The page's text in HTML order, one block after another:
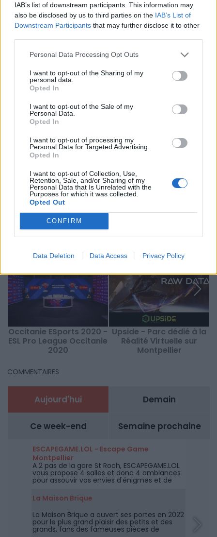
IAB’s list of downstream participants. This information may
also be disclosed by us to third parties on the IAB’s List of
Downstream Participants that may further disclose it to other
Personal Data Processing Opt Outs
I want to opt-out of the Sharing of my
personal data.
Opted In
I want to opt-out of the Sale of my
Personal Data.
Opted In
I want to opt-out of processing my
Personal Data for Targeted Advertising.
Opted In
I want to opt-out of Collection, Use,
Retention, Sale, and/or Sharing of my
Personal Data that Is Unrelated with the
Purposes for which it was collected.
Opted Out
CONFIRM
Data Deletion Data Access Privacy Policy
Flight Sensations Simulator, à St-Jean-de-Védas,
vous invite à prendre les commandes d'un avion de
ligne. Plus éloigné du jeu vidéo, cette
pieds sur terre.
Et sinon, le rendez-vous de tous lesgamersde la
région, reste sans conteste,
On attend d'ailleurs avec impatience, la date des
prochainstournois 2019
INFORMATIONS PRATIQUES
TARIFS
Gratuit
Mots-clés : Montpellier
vidéo,où boire un verre à Montpellier,où sortir à Montpellier
À LIRE AUSSI...
Occitanie ESports 2020 -
ESL Pro League Occitanie
2020
Upside - Parc dédié à la
Réalité Virtuelle sur
Montpellier
COMMENTAIRES
Aujourd'hui Demain
Ce week-end Semaine prochaine
ESCAPEGAME.LOL - Escape Game
Montpellier
A 2 pas de la gare St Roch, ESCAPEGAME.LOL
vous propose 4 salles et donc 4 ambiances
pour assouvir vos envies d'énigmes et de
La Maison Brique
La Maison Brique a ouvert ses portes en 2022
pour le plus grand plaisir des petits et des
grands, fans des fameuses pièces de